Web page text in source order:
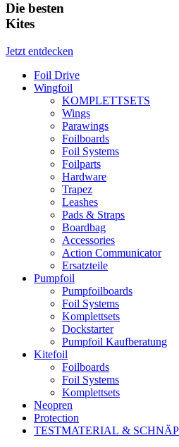
Die besten
Kites
Jetzt entdecken
Foil Drive
Wingfoil
KOMPLETTSETS
Wings
Parawings
Foilboards
Foil Systems
Foilparts
Hardware
Trapez
Leashes
Pads & Straps
Boardbag
Accessories
Action Communicator
Ersatzteile
Pumpfoil
Pumpfoilboards
Foil Systems
Komplettsets
Dockstarter
Pumpfoil Kaufberatung
Kitefoil
Foilboards
Foil Systems
Komplettsets
Neopren
Protection
TESTMATERIAL &